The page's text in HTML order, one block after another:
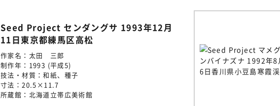
Seed Project センダングサ 1993年12月
11日東京都練馬区高松
作家名： 太田 三郎
制作年： 1993 (平成5)
技法・材質：和紙、種子
寸法：20.5×11.7
所蔵館： 北海道立帯広美術館